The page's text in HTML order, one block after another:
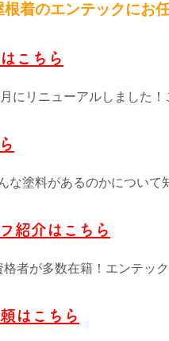
根着のエンテックにお
こちら
にリニューアルしました
塗料があるのかについて
紹介はこちら
者が多数在籍！エンテッ
はこちら